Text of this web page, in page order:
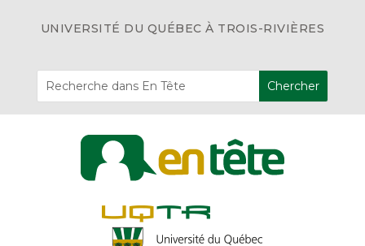
UNIVERSITÉ DU QUÉBEC À TROIS-RIVIÈRES